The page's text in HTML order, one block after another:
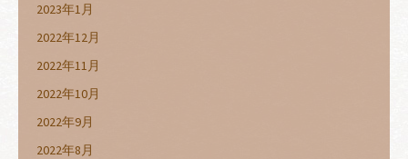
2023年1月
2022年12月
2022年11月
2022年10月
2022年9月
2022年8月